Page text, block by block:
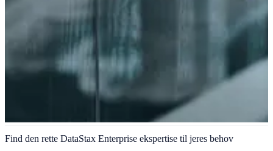
DataStax Enterprise Search-specialist
Find den rette DataStax Enterprise ekspertise til jeres behov